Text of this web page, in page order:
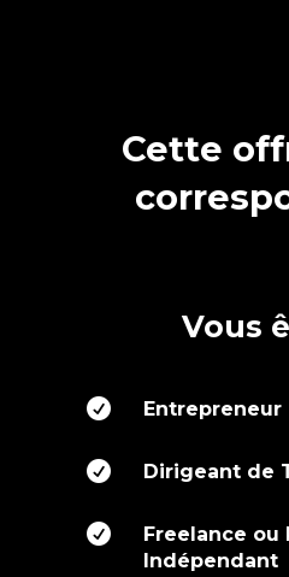
Cette
Vous
 Entrepreneur
 Dirigeant de

Freelance ou
Indépendant